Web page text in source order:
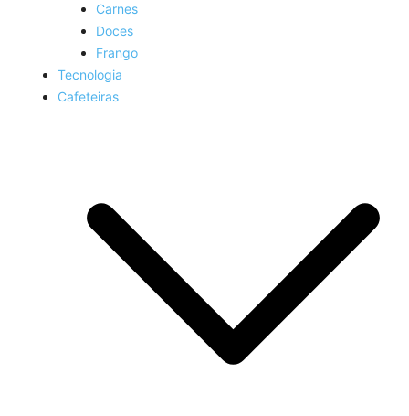
Carnes
Doces
Frango
Tecnologia
Cafeteiras